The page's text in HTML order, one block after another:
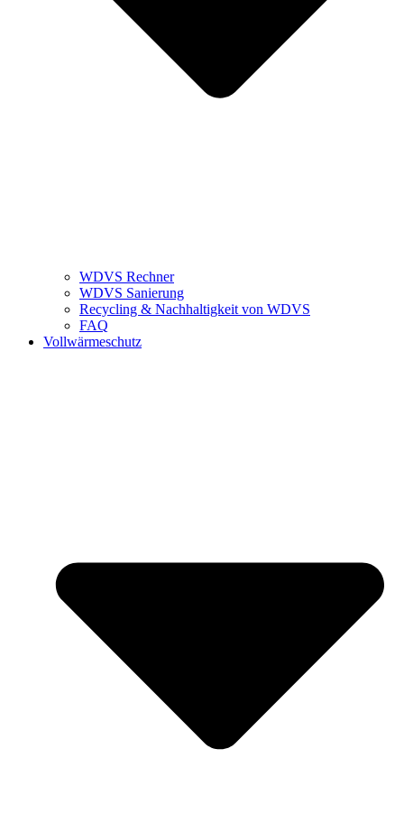
WDVS Rechner
WDVS Sanierung
Recycling & Nachhaltigkeit von WDVS
FAQ
Vollwärmeschutz